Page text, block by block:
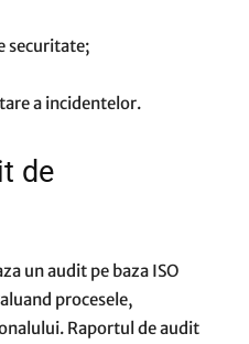
securitate;
a incidentelor.
de
un audit pe baza ISO
procesele,
Raportul de audit